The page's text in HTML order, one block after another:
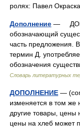
ролях: Павел
Дополнение —
обозначающий
часть предложения.
термин Д.
обозначения
Словарь литературных
ДОПОЛНЕНИЕ —
изменяется в том же
другие товары, цены
цены на хлеб может